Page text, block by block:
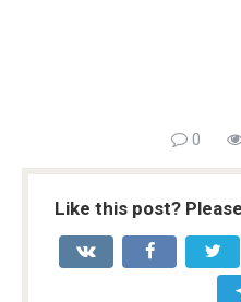
0
Like this post?